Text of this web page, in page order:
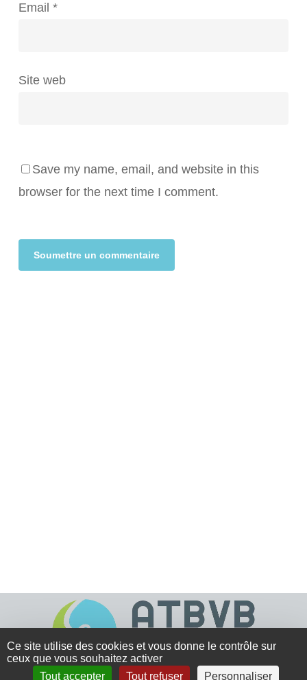
Email *
Site web
Save my name, email, and website in this
browser for the next time I comment.
Ce site utilise des cookies et vous donne le contrôle sur
ceux que vous souhaitez activer
Tout accepter
Tout refuser
Personnaliser